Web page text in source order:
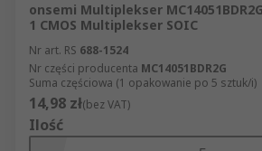
onsemi Multiplekser
1 CMOS Multiplekser SOIC
Nr art. RS 688-1524
Nr części producenta MC14051BDR2G
Suma częściowa (1 opakowanie po 5 sztuk/i)
14,98 zł(bez VAT)
Ilość